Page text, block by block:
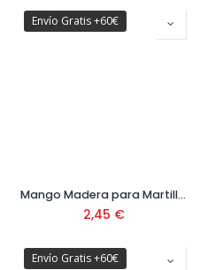
Envío Gratis +60€
Mango Madera para Martillo Ref. M8005-C
2,45 €
Envío Gratis +60€